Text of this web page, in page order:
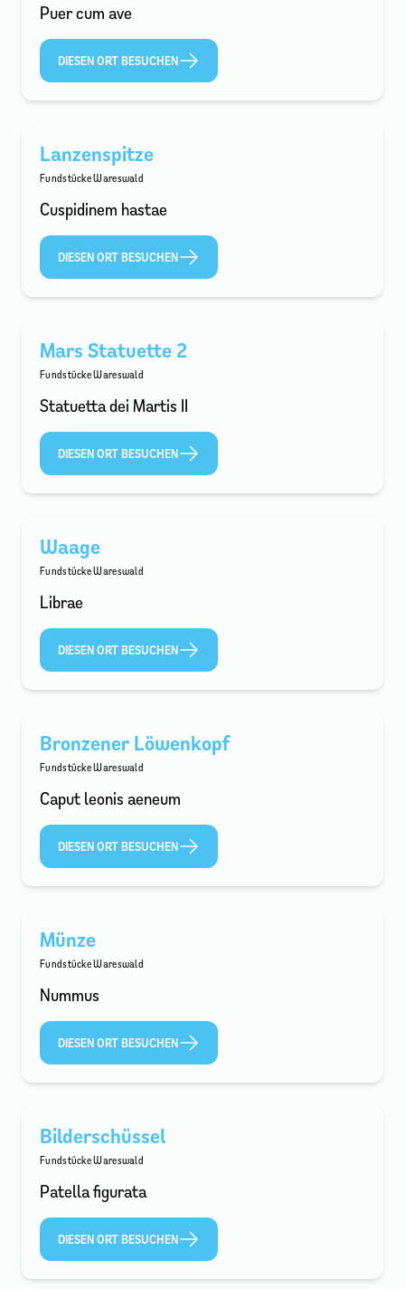
Puer cum ave
DIESEN ORT BESUCHEN
Lanzenspitze
Fundstücke Wareswald
Cuspidinem hastae
DIESEN ORT BESUCHEN
Mars Statuette 2
Fundstücke Wareswald
Statuetta dei Martis II
DIESEN ORT BESUCHEN
Waage
Fundstücke Wareswald
Librae
DIESEN ORT BESUCHEN
Bronzener Löwenkopf
Fundstücke Wareswald
Caput leonis aeneum
DIESEN ORT BESUCHEN
Münze
Fundstücke Wareswald
Nummus
DIESEN ORT BESUCHEN
Bilderschüssel
Fundstücke Wareswald
Patella figurata
DIESEN ORT BESUCHEN